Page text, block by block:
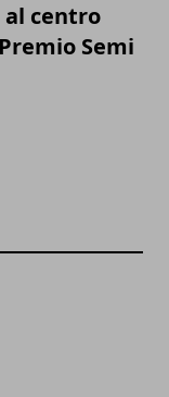
centro
Semi